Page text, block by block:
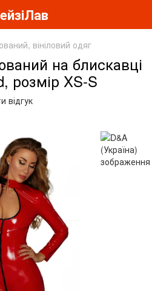
вініловий одяг
на блискавці
розмір XS-S
відгук